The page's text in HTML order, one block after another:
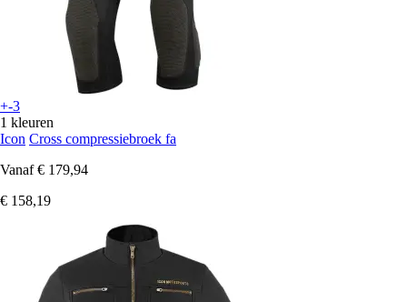
+-3
1 kleuren
Icon Cross compressiebroek fa
Vanaf € 179,94
€ 158,19